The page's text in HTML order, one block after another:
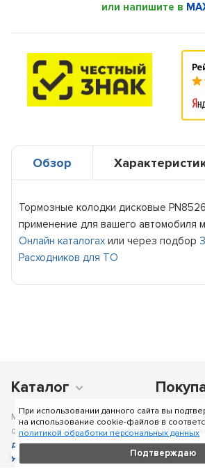
При использовании данного сайта вы
на использование cookie-файлов в
политикой обработки персональных данных
Подтверждаю
или напишите в
Обзор
Тормозные колодки дисковые
применение для вашего автомобиля
Онлайн каталогах или через подбор
Расходников для ТО
Каталог
Мы получаем и обрабатываем персональные
сайта в соответствии с Политикой
данных, в том числе с использованием
Яндекс.Метрика
. Отправка персональных